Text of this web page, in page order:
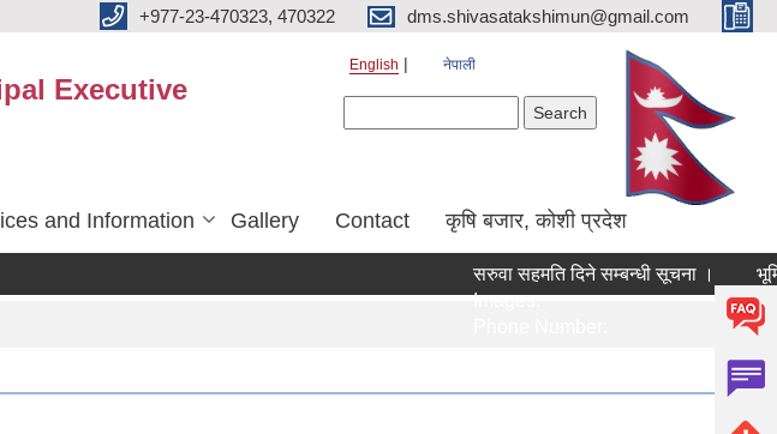
+977-23-470323, 470322 dms.shivasatakshimun@gmail.com
Executive
English नेपाली
and Information Gallery Contact कृषि बजार, कोशी प्रदेश
सरुवा सहमति दिने सम्बन्धी सूचना ।
Images:
भूमि